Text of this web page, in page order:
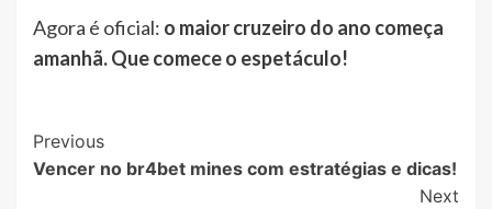
Agora é oficial: o maior cruzeiro do ano começa
amanhã. Que comece o espetáculo!
Post
Navigation
Previous
Vencer no br4bet mines com estratégias e dicas!
Next